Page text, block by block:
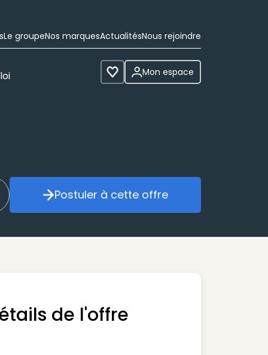
Le groupeNos marquesActualitésNous rejoindre
Voir les favoris
Mon espace
mon alerte Postuler à cette offre
Postuler à cette offre
de l'offre